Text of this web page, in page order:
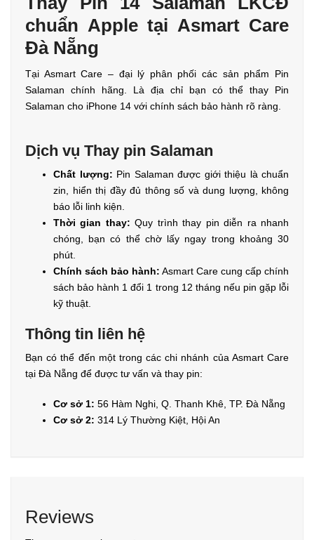
chuẩn Apple tại Asmart Care
Đà Nẵng
Tại Asmart Care – đại lý phân phối các sản phẩm Pin
Salaman chính hãng. Là địa chỉ bạn có thể thay Pin
Salaman cho iPhone 14 với chính sách bảo hành rõ ràng.
Dịch vụ Thay pin Salaman
Chất lượng: Pin Salaman được giới thiệu là chuẩn
zin, hiển thị đầy đủ thông số và dung lượng, không
báo lỗi linh kiện.
Thời gian thay: Quy trình thay pin diễn ra nhanh
chóng, bạn có thể chờ lấy ngay trong khoảng 30
phút.
Chính sách bảo hành: Asmart Care cung cấp chính
sách bảo hành 1 đổi 1 trong 12 tháng nếu pin gặp lỗi
kỹ thuật.
Thông tin liên hệ
Bạn có thể đến một trong các chi nhánh của Asmart Care
tại Đà Nẵng để được tư vấn và thay pin:
Cơ sở 1: 56 Hàm Nghi, Q. Thanh Khê, TP. Đà Nẵng
Cơ sở 2: 314 Lý Thường Kiệt, Hội An
Reviews